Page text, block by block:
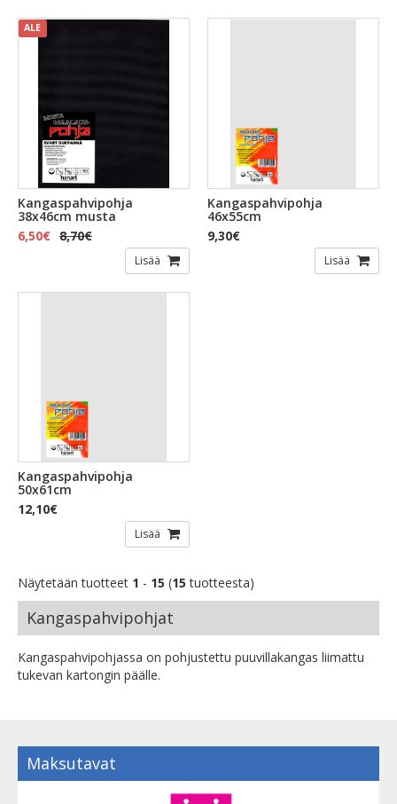
ALE
Kangaspahvipohja
38x46cm musta
6,50€ 8,70€
Lisää
Kangaspahvipohja
46x55cm
9,30€
Lisää
Kangaspahvipohja
50x61cm
12,10€
Lisää
Näytetään tuotteet 1 - 15 (15 tuotteesta)
Kangaspahvipohjat
Kangaspahvipohjassa on pohjustettu puuvillakangas liimattu
tukevan kartongin päälle.
Maksutavat